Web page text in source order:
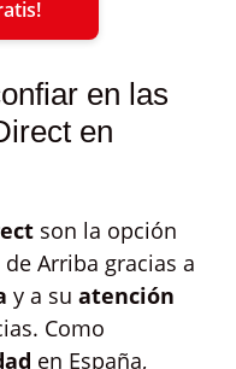
en las
en
son la opción
Arriba gracias a
y a su atención
Como
en España,